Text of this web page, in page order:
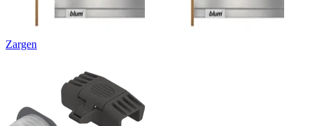
Zargen